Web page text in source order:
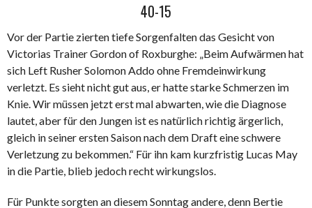
40-15
Vor der Partie zierten tiefe Sorgenfalten das Gesicht von
Victorias Trainer Gordon of Roxburghe: „Beim Aufwärmen hat
sich Left Rusher Solomon Addo ohne Fremdeinwirkung
verletzt. Es sieht nicht gut aus, er hatte starke Schmerzen im
Knie. Wir müssen jetzt erst mal abwarten, wie die Diagnose
lautet, aber für den Jungen ist es natürlich richtig ärgerlich,
gleich in seiner ersten Saison nach dem Draft eine schwere
Verletzung zu bekommen.“ Für ihn kam kurzfristig Lucas May
in die Partie, blieb jedoch recht wirkungslos.
Für Punkte sorgten an diesem Sonntag andere, denn Bertie